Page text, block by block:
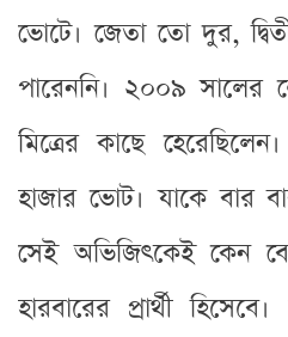
ভোটে। জেতা তো দুর,
পারেননি। ২০০৯
মিত্রের কাছে
হাজার ভোট। যাকে বার
সেই অভিজিৎকেই কেন
হারবারের প্রার্থী